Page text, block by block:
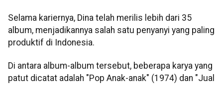
Selama kariernya, Dina telah merilis lebih dari 35
album, menjadikannya salah satu penyanyi yang paling
produktif di Indonesia.
Di antara album-album tersebut, beberapa karya yang
patut dicatat adalah "Pop Anak-anak" (1974) dan "Jual